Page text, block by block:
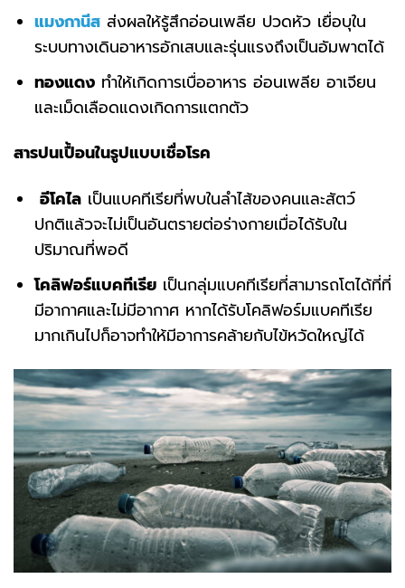
แมงกานีสส่งผลให้รู้สึกอ่อนเพลีย ปวดหัว เยื่อบุใน
ระบบทางเดินอาหารอักเสบและรุ่นแรงถึงเป็นอัมพาตได้
ทองแดงทำให้เกิดการเบื่ออาหาร อ่อนเพลีย อาเจียน
และเม็ดเลือดแดงเกิดการแตกตัว
สารปนเปื้อนในรูปแบบเชื่อโรค
อีโคไลเป็นแบคทีเรียที่พบในลำไส้ของคนและสัตว์
ปกติแล้วจะไม่เป็นอันตรายต่อร่างกายเมื่อได้รับใน
ปริมาณที่พอดี
โคลิฟอร์แบคทีเรียเป็นกลุ่มแบคทีเรียที่สามารถโตได้ที่ที่
มีอากาศและไม่มีอากาศ หากได้รับโคลิฟอร์มแบคทีเรีย
มากเกินไปก็อาจทำให้มีอาการคล้ายกับไข้หวัดใหญ่ได้